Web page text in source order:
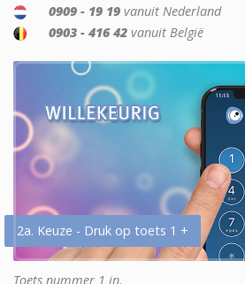
0909 - 19 19 vanuit Nederland
0903 - 416 42 vanuit België
2a. Keuze - Druk op toets 1 +
Toets nummer 1 in.